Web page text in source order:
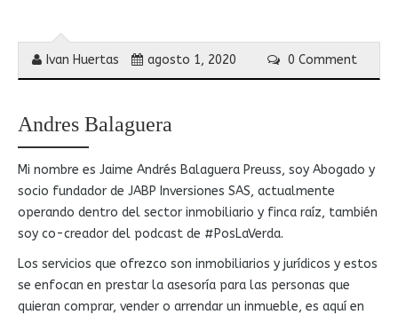
Ivan Huertas agosto 1, 2020 0 Comment
Andres Balaguera
Mi nombre es Jaime Andrés Balaguera Preuss, soy Abogado y
socio fundador de JABP Inversiones SAS, actualmente
operando dentro del sector inmobiliario y finca raíz, también
soy co-creador del podcast de #PosLaVerda.
Los servicios que ofrezco son inmobiliarios y jurídicos y estos
se enfocan en prestar la asesoría para las personas que
quieran comprar, vender o arrendar un inmueble, es aquí en